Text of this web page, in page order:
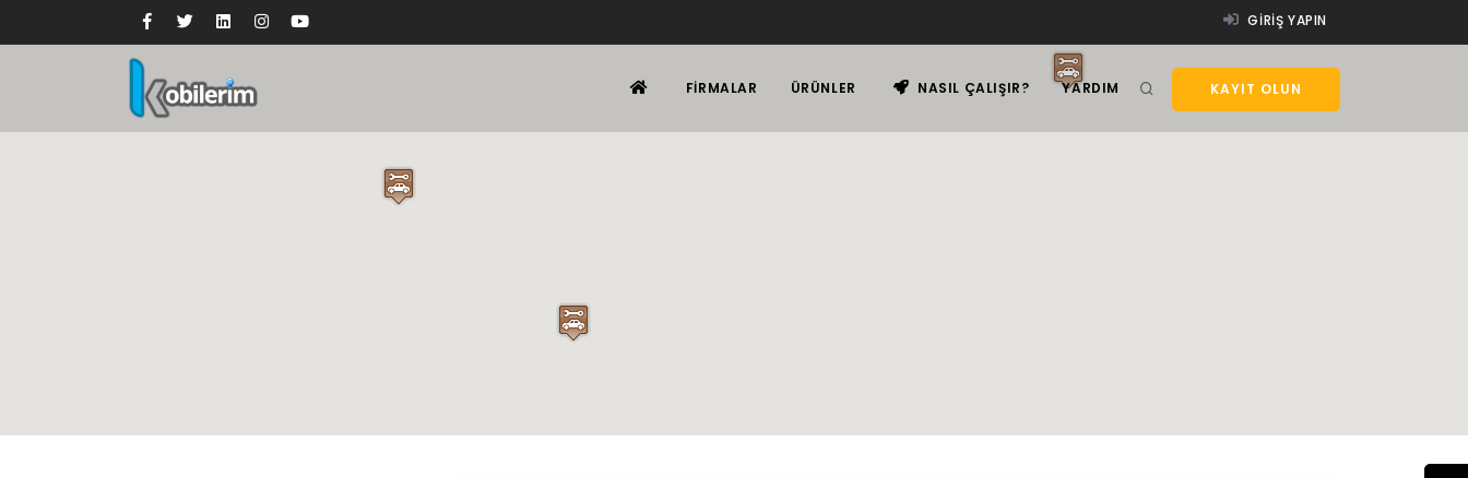
GIRIŞ YAPIN
KAYIT OLUN
FIRMALAR ÜRÜNLER NASIL ÇALIŞIR? YARDIM